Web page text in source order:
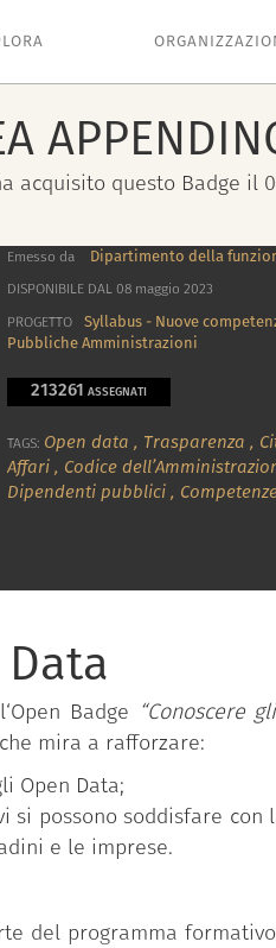
acquisito questo Badge il
Emesso da Dipartimento della
DISPONIBILE DAL 08 maggio 2023
PROGETTO
Syllabus - Nuove
Pubbliche Amministrazioni
213261 ASSEGNATI
TAGS: Open data , Trasparenza ,
Affari , Codice
Dipendenti pubblici ,
Badge “Conoscere
mira a rafforzare:
Open Data;
possono soddisfare con
e le imprese.
del programma formativo